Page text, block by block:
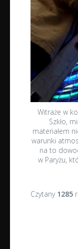
Witraże w
Szkło,
materiałem
warunki
na to
w Paryżu,
Czytany 1285